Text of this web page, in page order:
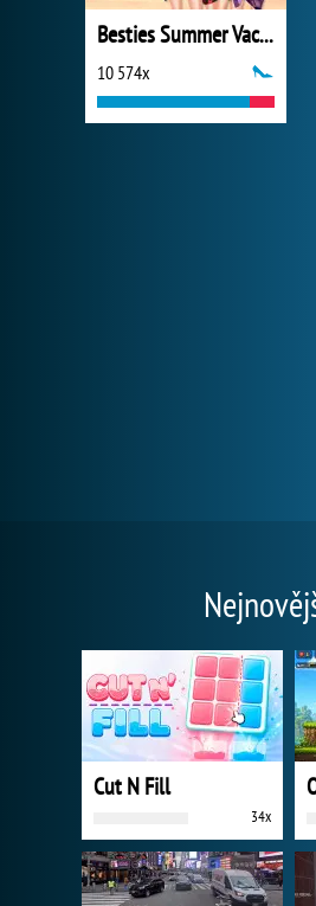
Besties Summer Vacation
10 574x
Cut N Fill
34x